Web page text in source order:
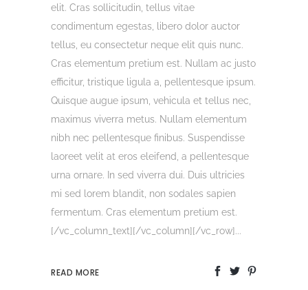
elit. Cras sollicitudin, tellus vitae
condimentum egestas, libero dolor auctor
tellus, eu consectetur neque elit quis nunc.
Cras elementum pretium est. Nullam ac justo
efficitur, tristique ligula a, pellentesque ipsum.
Quisque augue ipsum, vehicula et tellus nec,
maximus viverra metus. Nullam elementum
nibh nec pellentesque finibus. Suspendisse
laoreet velit at eros eleifend, a pellentesque
urna ornare. In sed viverra dui. Duis ultricies
mi sed lorem blandit, non sodales sapien
fermentum. Cras elementum pretium est.
[/vc_column_text][/vc_column][/vc_row]...
READ MORE